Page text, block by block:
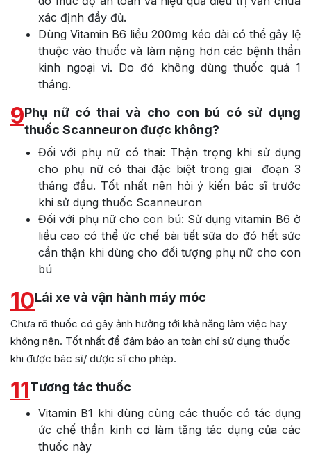
xác định đầy đủ.
Dùng Vitamin B6 liều 200mg kéo dài có thể gây lệ
thuộc vào thuốc và làm nặng hơn các bệnh thần
kinh ngoại vi. Do đó không dùng thuốc quá 1
tháng.
9Phụ nữ có thai và cho con bú có sử dụng
thuốc Scanneuron được không?
Đối với phụ nữ có thai: Thận trọng khi sử dụng
cho phụ nữ có thai đặc biệt trong giai đoạn 3
tháng đầu. Tốt nhất nên hỏi ý kiến bác sĩ trước
khi sử dụng thuốc Scanneuron
Đối với phụ nữ cho con bú: Sử dụng vitamin B6 ở
liều cao có thể ức chế bài tiết sữa do đó hết sức
cẩn thận khi dùng cho đối tượng phụ nữ cho con
bú
10Lái xe và vận hành máy móc
Chưa rõ thuốc có gây ảnh hưởng tới khả năng làm việc hay
không nên. Tốt nhất để đảm bảo an toàn chỉ sử dụng thuốc
khi được bác sĩ/ dược sĩ cho phép.
11Tương tác thuốc
Vitamin B1 khi dùng cùng các thuốc có tác dụng
ức chế thần kinh cơ làm tăng tác dụng của các
thuốc này